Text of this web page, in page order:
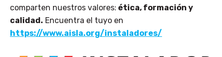
comparten nuestros valores: ética, formación y
calidad. Encuentra el tuyo en
https://www.aisla.org/instaladores/